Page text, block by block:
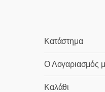
Κατάστημα
Ο Λογαριασμός
Καλάθι